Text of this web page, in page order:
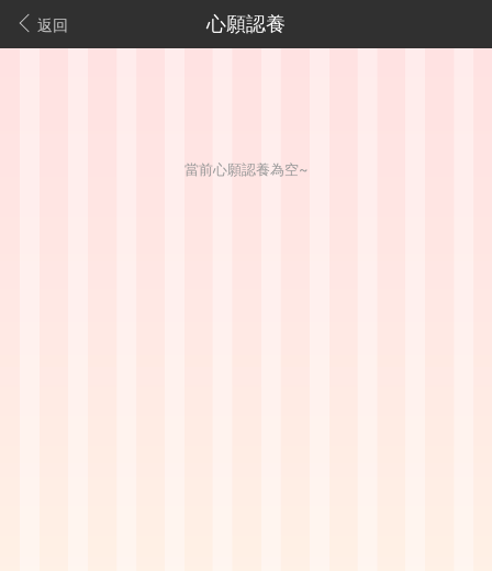
返回 心願認養
當前心願認養為空~